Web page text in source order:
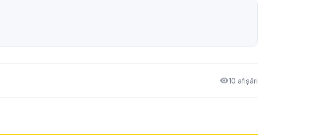
10 afișări